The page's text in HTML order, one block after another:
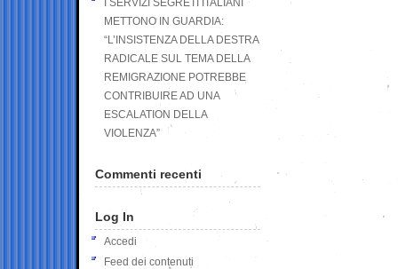
I SERVIZI SEGRETI ITALIANI
METTONO IN GUARDIA:
“L’INSISTENZA DELLA DESTRA
RADICALE SUL TEMA DELLA
REMIGRAZIONE POTREBBE
CONTRIBUIRE AD UNA
ESCALATION DELLA
VIOLENZA”
Commenti recenti
Log In
Accedi
Feed dei contenuti